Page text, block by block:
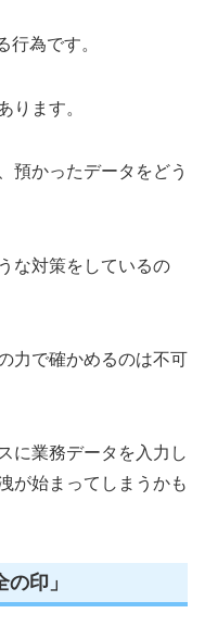
行為です。
ります。
預かったデータをどう
な対策をしているの
力で確かめるのは不可
に業務データを入力し
が始まってしまうかも
印」